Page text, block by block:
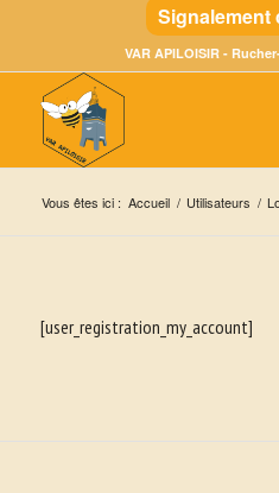
Signalement
VAR APILOISIR -
Vous êtes ici : Accueil / Utilisateurs /
[user_registration_my_account]